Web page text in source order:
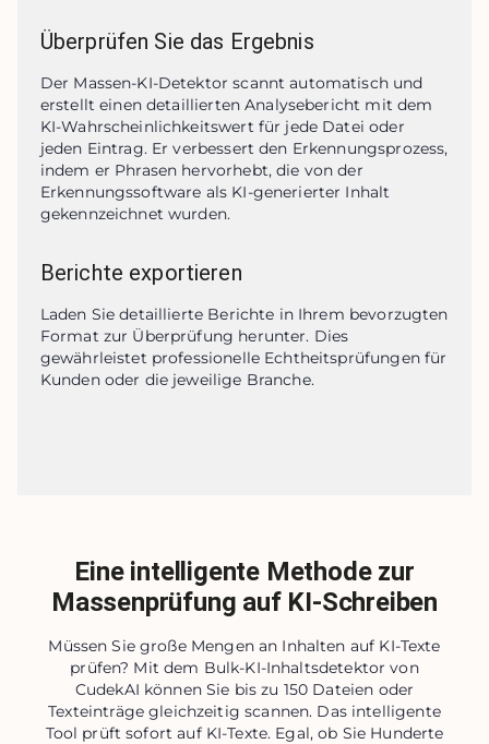
Überprüfen Sie das Ergebnis
Der Massen-KI-Detektor scannt automatisch und
erstellt einen detaillierten Analysebericht mit dem
KI-Wahrscheinlichkeitswert für jede Datei oder
jeden Eintrag. Er verbessert den Erkennungsprozess,
indem er Phrasen hervorhebt, die von der
Erkennungssoftware als KI-generierter Inhalt
gekennzeichnet wurden.
Berichte exportieren
Laden Sie detaillierte Berichte in Ihrem bevorzugten
Format zur Überprüfung herunter. Dies
gewährleistet professionelle Echtheitsprüfungen für
Kunden oder die jeweilige Branche.
Eine intelligente Methode zur
Massenprüfung auf KI-Schreiben
Müssen Sie große Mengen an Inhalten auf KI-Texte
prüfen? Mit dem Bulk-KI-Inhaltsdetektor von
CudekAI können Sie bis zu 150 Dateien oder
Texteinträge gleichzeitig scannen. Das intelligente
Tool prüft sofort auf KI-Texte. Egal, ob Sie Hunderte